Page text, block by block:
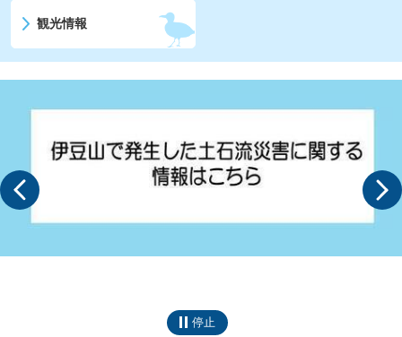
観光情報
停止